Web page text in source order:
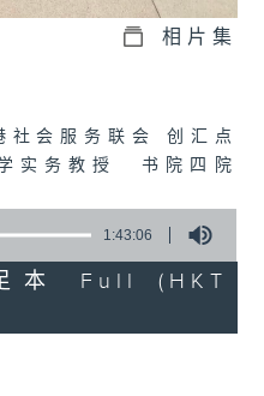
相片集
会服务联会 创汇点
实务教授 书院四院
1:43:06
本 Full (HKT